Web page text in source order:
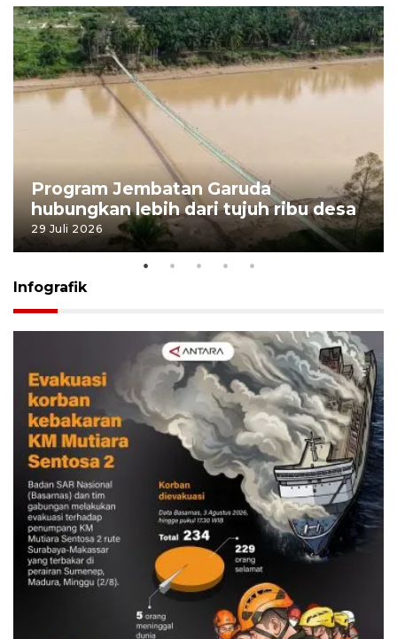
Program Jembatan Garuda
hubungkan lebih dari tujuh ribu desa
29 Juli 2026
Infografik